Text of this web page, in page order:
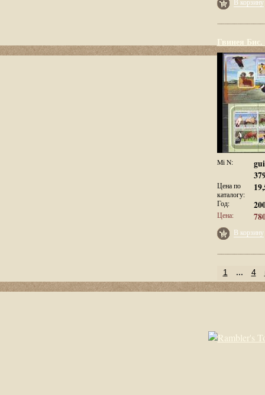
Гвинея
Mi N:
Цена по
каталогу:
Год:
Цена:
В корзину
1 ... 4